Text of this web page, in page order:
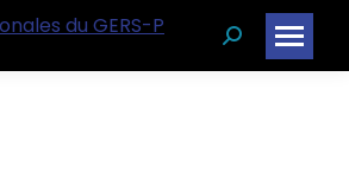
Recherche
: